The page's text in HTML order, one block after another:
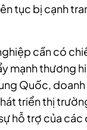
tục bị cạnh
cần có
mạnh thương
Quốc,
triển thị
hỗ trợ của các